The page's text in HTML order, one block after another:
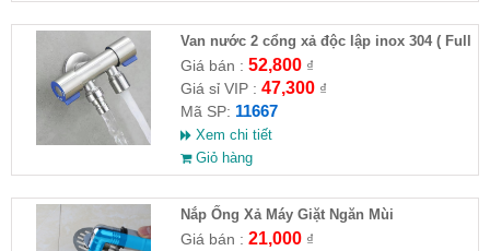
Van nước 2 cổng xả độc lập inox 304 ( Full
VAT )
Giá bán : 52,800₫
Giá sỉ VIP : 47,300₫
Mã SP: 11667
Xem chi tiết
Giỏ hàng
Nắp Ống Xả Máy Giặt Ngăn Mùi
Giá bán : 21,000₫